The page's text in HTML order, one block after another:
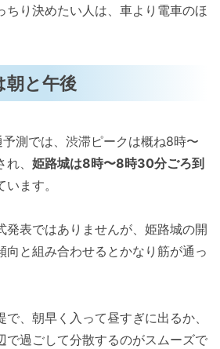
ちり決めたい人は、車より電車のほ
朝と午後
測では、渋滞ピークは概ね8時〜
、 姫路城は8時〜8時30分ごろ到
ます。
発表ではありませんが、姫路城の開
向と組み合わせるとかなり筋が通っ
、朝早く入って昼すぎに出るか、
で過ごして分散するのがスムーズで